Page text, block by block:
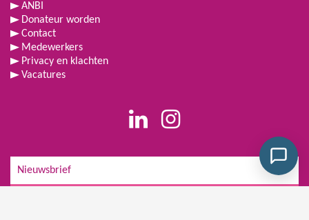
ANBI
Donateur worden
Contact
Medewerkers
Privacy en klachten
Vacatures